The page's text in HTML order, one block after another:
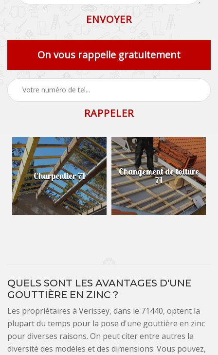
On vous rappelle gratuitement
Charpentier 71 Changement de toiture
71
QUELS SONT LES AVANTAGES D'UNE
GOUTTIÈRE EN ZINC ?
Les propriétaires à Verissey, dans le 71440, optent la
plupart du temps pour la pose d'une gouttière en zinc
pour diverses raisons. On peut citer entre autres la
diversité des modèles et des dimensions. Vous pouvez,